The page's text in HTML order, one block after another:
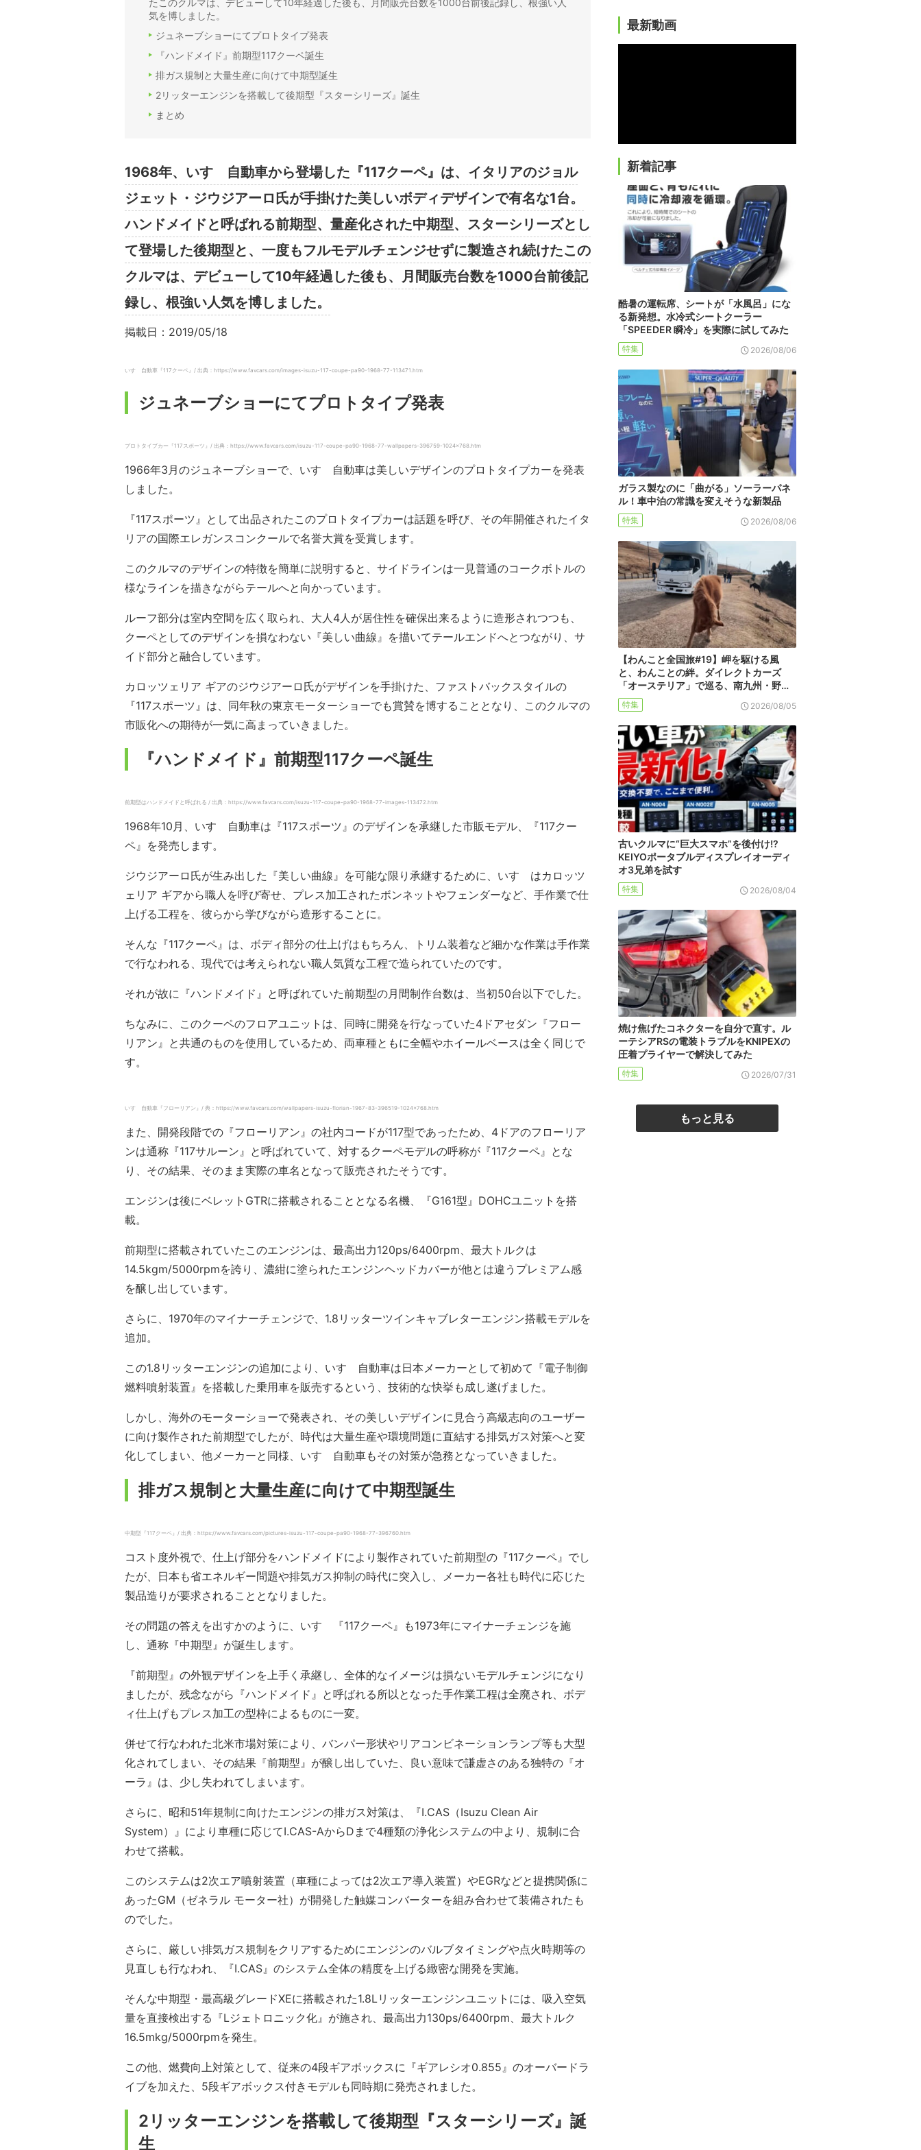
たこのクルマは、デビューして10年経過した後も、月間販売台数を1000台前後記録し、根強い人
気を博しました。
ジュネーブショーにてプロトタイプ発表
『ハンドメイド』前期型117クーペ誕生
排ガス規制と大量生産に向けて中期型誕生
2リッターエンジンを搭載して後期型『スターシリーズ』誕生
まとめ
1968年、いすゞ自動車から登場した『117クーペ』は、イタリアのジョル
ジェット・ジウジアーロ氏が手掛けた美しいボディデザインで有名な1台。
ハンドメイドと呼ばれる前期型、量産化された中期型、スターシリーズとし
て登場した後期型と、一度もフルモデルチェンジせずに製造され続けたこの
クルマは、デビューして10年経過した後も、月間販売台数を1000台前後記
録し、根強い人気を博しました。
掲載日：2019/05/18
いすゞ自動車『117クーペ』/ 出典：https://www.favcars.com/images-isuzu-117-coupe-pa90-1968-77-113471.htm
ジュネーブショーにてプロトタイプ発表
プロトタイプカー『117スポーツ』/ 出典：https://www.favcars.com/isuzu-117-coupe-pa90-1968-77-wallpapers-396759-1024×768.htm
1966年3月のジュネーブショーで、いすゞ自動車は美しいデザインのプロトタイプカーを発表
しました。
『117スポーツ』として出品されたこのプロトタイプカーは話題を呼び、その年開催されたイタ
リアの国際エレガンスコンクールで名誉大賞を受賞します。
このクルマのデザインの特徴を簡単に説明すると、サイドラインは一見普通のコークボトルの
様なラインを描きながらテールへと向かっています。
ルーフ部分は室内空間を広く取られ、大人4人が居住性を確保出来るように造形されつつも、
クーペとしてのデザインを損なわない『美しい曲線』を描いてテールエンドへとつながり、サ
イド部分と融合しています。
カロッツェリア ギアのジウジアーロ氏がデザインを手掛けた、ファストバックスタイルの
『117スポーツ』は、同年秋の東京モーターショーでも賞賛を博することとなり、このクルマの
市販化への期待が一気に高まっていきました。
『ハンドメイド』前期型117クーペ誕生
前期型はハンドメイドと呼ばれる / 出典：https://www.favcars.com/isuzu-117-coupe-pa90-1968-77-images-113472.htm
1968年10月、いすゞ自動車は『117スポーツ』のデザインを承継した市販モデル、『117クー
ペ』を発売します。
ジウジアーロ氏が生み出した『美しい曲線』を可能な限り承継するために、いすゞはカロッツ
ェリア ギアから職人を呼び寄せ、プレス加工されたボンネットやフェンダーなど、手作業で仕
上げる工程を、彼らから学びながら造形することに。
そんな『117クーペ』は、ボディ部分の仕上げはもちろん、トリム装着など細かな作業は手作業
で行なわれる、現代では考えられない職人気質な工程で造られていたのです。
それが故に『ハンドメイド』と呼ばれていた前期型の月間制作台数は、当初50台以下でした。
ちなみに、このクーペのフロアユニットは、同時に開発を行なっていた4ドアセダン『フロー
リアン』と共通のものを使用しているため、両車種ともに全幅やホイールベースは全く同じで
す。
いすゞ自動車『フローリアン』/ 典：https://www.favcars.com/wallpapers-isuzu-florian-1967-83-396519-1024×768.htm
また、開発段階での『フローリアン』の社内コードが117型であったため、4ドアのフローリア
ンは通称『117サルーン』と呼ばれていて、対するクーペモデルの呼称が『117クーペ』とな
り、その結果、そのまま実際の車名となって販売されたそうです。
エンジンは後にベレットGTRに搭載されることとなる名機、『G161型』DOHCユニットを搭
載。
前期型に搭載されていたこのエンジンは、最高出力120ps/6400rpm、最大トルクは
14.5kgm/5000rpmを誇り、濃紺に塗られたエンジンヘッドカバーが他とは違うプレミアム感
を醸し出しています。
さらに、1970年のマイナーチェンジで、1.8リッターツインキャブレターエンジン搭載モデルを
追加。
この1.8リッターエンジンの追加により、いすゞ自動車は日本メーカーとして初めて『電子制御
燃料噴射装置』を搭載した乗用車を販売するという、技術的な快挙も成し遂げました。
しかし、海外のモーターショーで発表され、その美しいデザインに見合う高級志向のユーザー
に向け製作された前期型でしたが、時代は大量生産や環境問題に直結する排気ガス対策へと変
化してしまい、他メーカーと同様、いすゞ自動車もその対策が急務となっていきました。
排ガス規制と大量生産に向けて中期型誕生
中期型『117クーペ』/ 出典：https://www.favcars.com/pictures-isuzu-117-coupe-pa90-1968-77-396760.htm
コスト度外視で、仕上げ部分をハンドメイドにより製作されていた前期型の『117クーペ』でし
たが、日本も省エネルギー問題や排気ガス抑制の時代に突入し、メーカー各社も時代に応じた
製品造りが要求されることとなりました。
その問題の答えを出すかのように、いすゞ『117クーペ』も1973年にマイナーチェンジを施
し、通称『中期型』が誕生します。
『前期型』の外観デザインを上手く承継し、全体的なイメージは損ないモデルチェンジになり
ましたが、残念ながら『ハンドメイド』と呼ばれる所以となった手作業工程は全廃され、ボデ
ィ仕上げもプレス加工の型枠によるものに一変。
併せて行なわれた北米市場対策により、バンパー形状やリアコンビネーションランプ等も大型
化されてしまい、その結果『前期型』が醸し出していた、良い意味で謙虚さのある独特の『オ
ーラ』は、少し失われてしまいます。
さらに、昭和51年規制に向けたエンジンの排ガス対策は、『I.CAS（Isuzu Clean Air
System）』により車種に応じてI.CAS-AからDまで4種類の浄化システムの中より、規制に合
わせて搭載。
このシステムは2次エア噴射装置（車種によっては2次エア導入装置）やEGRなどと提携関係に
あったGM（ゼネラル モーター社）が開発した触媒コンバーターを組み合わせて装備されたも
のでした。
さらに、厳しい排気ガス規制をクリアするためにエンジンのバルブタイミングや点火時期等の
見直しも行なわれ、『I.CAS』のシステム全体の精度を上げる緻密な開発を実施。
そんな中期型・最高級グレードXEに搭載された1.8Lリッターエンジンユニットには、吸入空気
量を直接検出する『Lジェトロニック化』が施され、最高出力130ps/6400rpm、最大トルク
16.5mkg/5000rpmを発生。
この他、燃費向上対策として、従来の4段ギアボックスに『ギアレシオ0.855』のオーバードラ
イブを加えた、5段ギアボックス付きモデルも同時期に発売されました。
2リッターエンジンを搭載して後期型『スターシリーズ』誕
生
最新動画
新着記事
酷暑の運転席、シートが「水風呂」にな
る新発想。水冷式シートクーラー
「SPEEDER 瞬冷」を実際に試してみた
特集 2026/08/06
ガラス製なのに「曲がる」ソーラーパネ
ル！車中泊の常識を変えそうな新製品
特集 2026/08/06
【わんこと全国旅#19】岬を駆ける風
と、わんことの絆。ダイレクトカーズ
「オーステリア」で巡る、南九州・野…
特集 2026/08/05
古いクルマに“巨大スマホ”を後付け!?
KEIYOポータブルディスプレイオーディ
オ3兄弟を試す
特集 2026/08/04
焼け焦げたコネクターを自分で直す。ル
ーテシアRSの電装トラブルをKNIPEXの
圧着プライヤーで解決してみた
特集 2026/07/31
もっと見る